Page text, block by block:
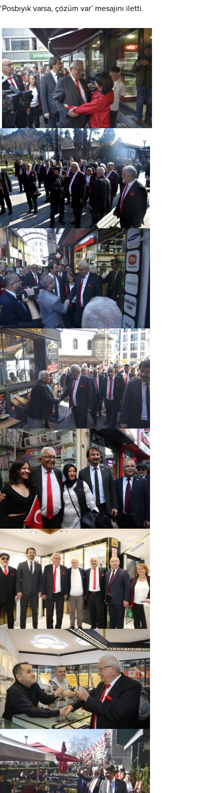
‘Posbıyık varsa, çözüm var’ mesajını iletti.